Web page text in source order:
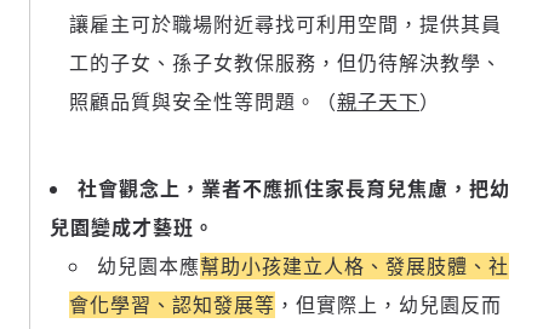
讓雇主可於職場附近尋找可利用空間，提供其員
工的子女、孫子女教保服務，但仍待解決教學、
照顧品質與安全性等問題。（親子天下）
社會觀念上，業者不應抓住家長育兒焦慮，把幼
兒園變成才藝班。
幼兒園本應幫助小孩建立人格、發展肢體、社
會化學習、認知發展等 ，但實際上，幼兒園反而